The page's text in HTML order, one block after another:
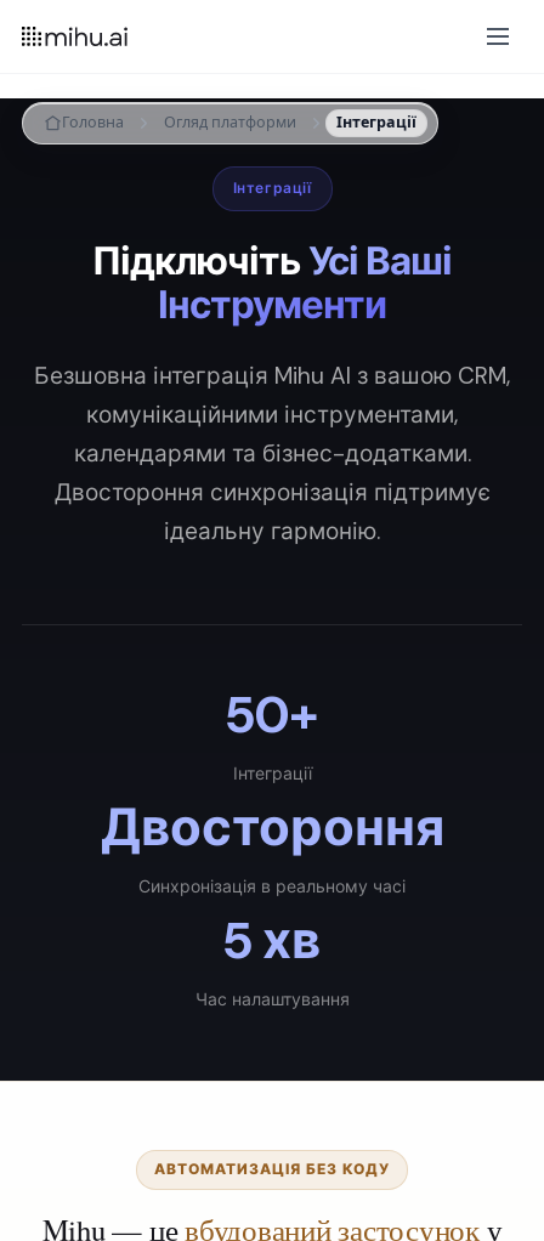
Головна Огляд платформи Інтеграції
Інтеграції
ПідключітьУсі Ваші
Інструменти
Безшовна інтеграція Mihu AI з вашою CRM,
комунікаційними інструментами,
календарями та бізнес-додатками.
Двостороння синхронізація підтримує
ідеальну гармонію.
50+
Інтеграції
Двостороння
Синхронізація в реальному часі
5 хв
Час налаштування
АВТОМАТИЗАЦІЯ БЕЗ КОДУ
Mihu — цевбудований застосуноку